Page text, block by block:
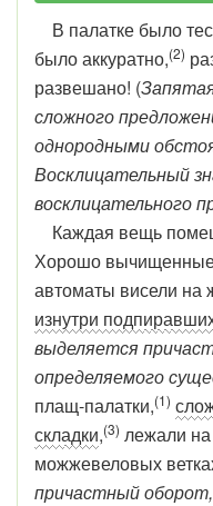
В палатке было
было аккуратно,(2)
развешано! (
сложного
однородными
Восклицательный
восклицательного
Каждая вещь
Хорошо
автоматы висели на
изнутри
выделяется
определяемого
плащ-палатки,(1)
складки,(3) лежали
можжевеловых
причастный